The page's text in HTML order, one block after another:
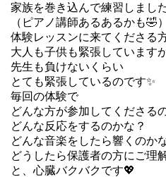
家族を巻き込んで練習しまし
（ピアノ講師あるあるかも🤣）
体験レッスンに来てくださる方
大人も子供も緊張していますが
先生も負けないくらい
とても緊張しているのです✨
毎回の体験で
どんな方が参加してくださる
どんな反応をするのかな？
どんな音楽をしたら響くのか
どうしたら保護者の方にご理
と、心臓バクバクです💖